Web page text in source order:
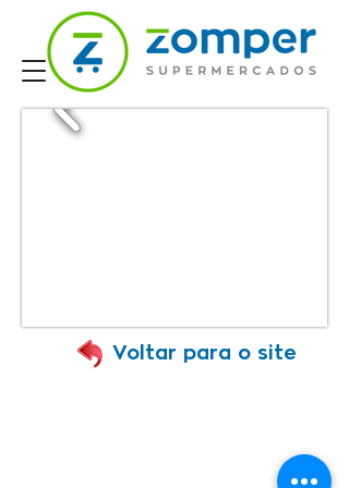
Voltar para o site